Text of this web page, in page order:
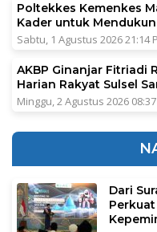
Poltekkes Kemenkes
Kader untuk
Sabtu, 1 Agustus 2026 21:14
AKBP Ginanjar Fitriadi
Harian Rakyat Sulsel
Minggu, 2 Agustus 2026
Dari